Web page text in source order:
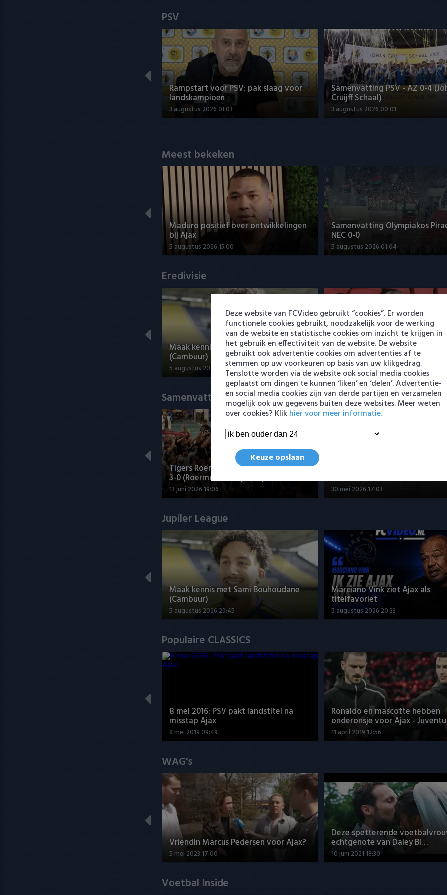
PSV
Rampstart voor PSV: pak slaag voor
landskampioen
3 augustus 2026 01:03
Samenvatting PSV - AZ 0-4
Cruijff Schaal)
3 augustus 2026 00:01
Meest bekeken
Maduro positief over ontwikkelingen
bij Ajax
5 augustus 2026 15:00
Samenvatting Olympiakos
NEC 0-0
5 augustus 2026 01:04
Eredivisie
Maak kennis met Sami Bouhoudane
(Cambuur)
5 augustus 2026 20:45
Joris Kramer: "Doel is om bij
te blijven"
5 augustus 2026 20:09
Samenvattingen Eredivisie
Tigers Roermond - Futsal Amsterdam
3-0 (Roermond kampioen)
13 juni 2026 19:06
Samenvatting ZVG/Cagemax
Amsterdam 4-2
30 mei 2026 17:03
Jupiler League
Maak kennis met Sami Bouhoudane
(Cambuur)
5 augustus 2026 20:45
Marciano Vink ziet Ajax als
titelfavoriet
5 augustus 2026 20:33
Populaire CLASSICS
8 mei 2016: PSV pakt landstitel na
misstap Ajax
8 mei 2019 09:49
Ronaldo en mascotte hebben
onderonsje voor Ajax -
11 april 2019 12:56
WAG's
Vriendin Marcus Pedersen voor Ajax?
5 mei 2023 17:00
Deze spetterende
echtgenote van Daley Bl…
10 juni 2021 18:30
Voetbal Inside
Deze website van FCVideo gebruikt “cookies”. Er worden
functionele cookies gebruikt, noodzakelijk voor de werking
van de website en statistische cookies om inzicht te krijgen in
het gebruik en effectiviteit van de website. De website
gebruikt ook advertentie cookies om advertenties af te
stemmen op uw voorkeuren op basis van uw klikgedrag.
Tenslotte worden via de website ook social media cookies
geplaatst om dingen te kunnen ‘liken’ en ‘delen’. Advertentie-
en social media cookies zijn van derde partijen en verzamelen
mogelijk ook uw gegevens buiten deze websites. Meer weten
over cookies? Klikhier voor meer informatie.
Keuze opslaan